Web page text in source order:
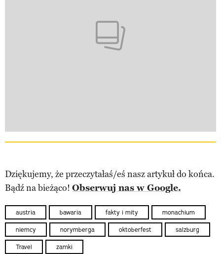
Dziękujemy, że przeczytałaś/eś nasz artykuł do końca.
Bądź na bieżąco! Obserwuj nas w Google.
austria bawaria fakty i mity monachium
niemcy norymberga oktoberfest salzburg
Travel zamki